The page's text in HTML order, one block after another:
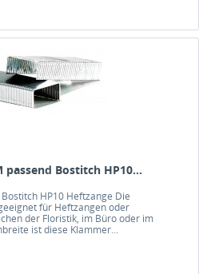
Bostitch HP10...
HP10 Heftzange Die
für Heftzangen oder
der Floristik, im Büro oder im
ist diese Klammer...